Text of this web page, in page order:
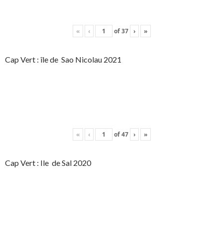
« ‹ of37 › »
Cap Vert : île de Sao Nicolau 2021
« ‹ of47 › »
Cap Vert : Ile de Sal 2020